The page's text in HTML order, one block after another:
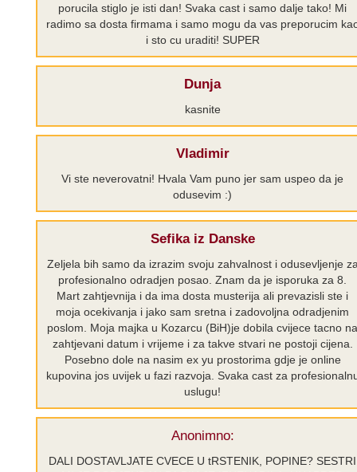
porucila stiglo je isti dan! Svaka cast i samo dalje tako! Mi
radimo sa dosta firmama i samo mogu da vas preporucim
i sto cu uraditi! SUPER
Dunja
kasnite
Vladimir
Vi ste neverovatni! Hvala Vam puno jer sam uspeo da je
odusevim :)
Sefika iz Danske
Zeljela bih samo da izrazim svoju zahvalnost i odusevljenje
profesionalno odradjen posao. Znam da je isporuka za 8.
Mart zahtjevnija i da ima dosta musterija ali prevazisli ste i
moja ocekivanja i jako sam sretna i zadovoljna odradjenim
poslom. Moja majka u Kozarcu (BiH)je dobila cvijece tacno na
zahtjevani datum i vrijeme i za takve stvari ne postoji cijena.
Posebno dole na nasim ex yu prostorima gdje je online
kupovina jos uvijek u fazi razvoja. Svaka cast za
uslugu!
Anonimno:
DALI DOSTAVLJATE CVECE U tRSTENIK, POPINE? SESTRI